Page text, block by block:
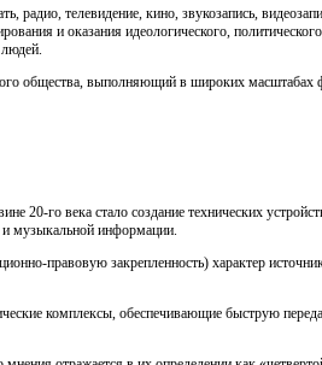
радио, телевидение, кино, звукозапись,
и оказания идеологического,
общества, выполняющий в широких масштабах
20-го века стало создание технических
и музыкальной информации.
правовую закрепленность) характер
комплексы, обеспечивающие быструю